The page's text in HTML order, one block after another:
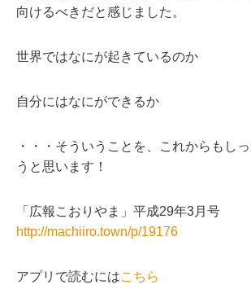
向けるべきだと感じました。
世界ではなにが起きているのか
自分にはなにができるか
・・・そういうことを、これからもし
うと思います！
「広報こおりやま」平成29年3月号
http://machiiro.town/p/19176
アプリで読むにはこちら